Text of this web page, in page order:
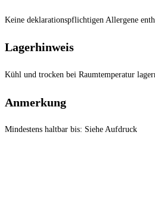
Keine deklarationspflichtigen Allergene
Lagerhinweis
Kühl und trocken bei Raumtemperatur
Anmerkung
Mindestens haltbar bis: Siehe Aufdruck